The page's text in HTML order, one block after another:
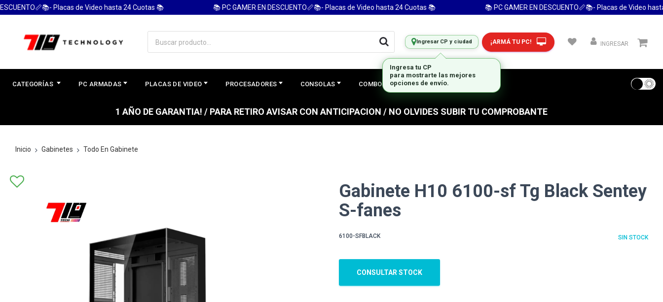
Placas de Video hasta 24 Cuotas 📚 📚 PC GAMER EN DESCUENTO📏📚- Placas de Video hasta 24 Cuotas 📚 📚 PC GAMER EN DESCUENTO📏📚- Placas de Video hasta
Ingresar CP y ciudad ¡ARMÁ TU PC! INGRESAR
CATEGORÍAS PC ARMADAS PLACAS DE VIDEO PROCESADORES CONSOLAS COMBOS PREGUNTAS FRECUENTES
1 AÑO DE GARANTIA! / PARA RETIRO AVISAR CON ANTICIPACION / NO OLVIDES SUBIR TU COMPROBANTE
Inicio Gabinetes Todo En Gabinete
Gabinete H10 6100-sf Tg Black Sentey
S-fanes
6100-SFBLACK SIN STOCK
CONSULTAR STOCK
Ingresa tu CP
para mostrarte las mejores
opciones de envío.